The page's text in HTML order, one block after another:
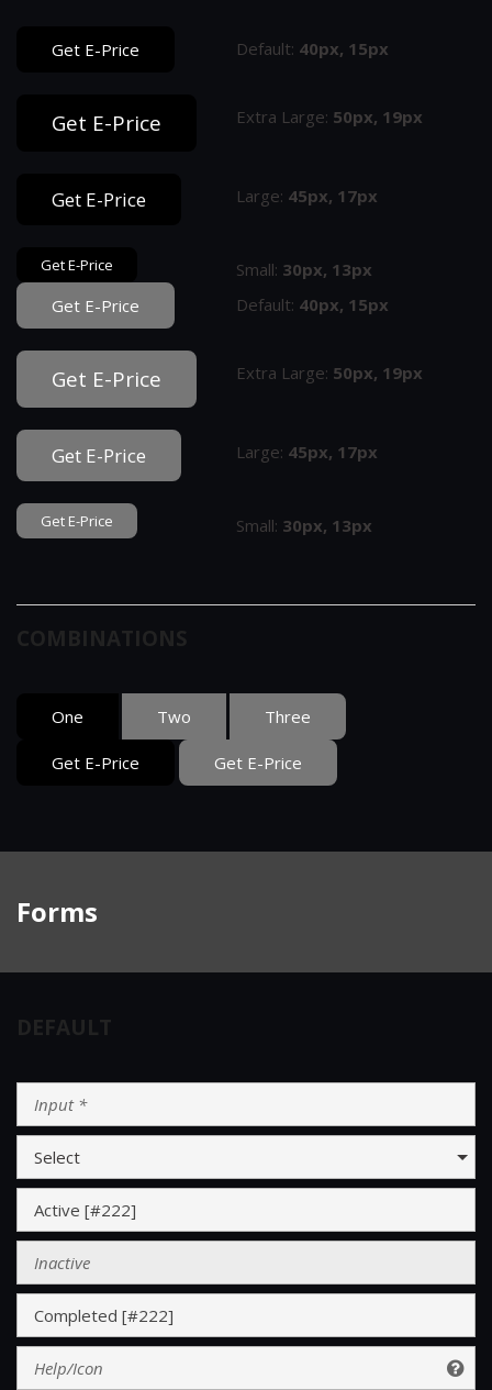
Get E-Price Default: 40px, 15px
Get E-Price Extra Large: 50px, 19px
Get E-Price Large: 45px, 17px
Get E-Price Small: 30px, 13px
Get E-Price
Default: 40px, 15px
Get E-Price Extra Large: 50px, 19px
Get E-Price Large: 45px, 17px
Get E-Price Small: 30px, 13px
COMBINATIONS
One Two Three
Get E-Price Get E-Price
Forms
DEFAULT